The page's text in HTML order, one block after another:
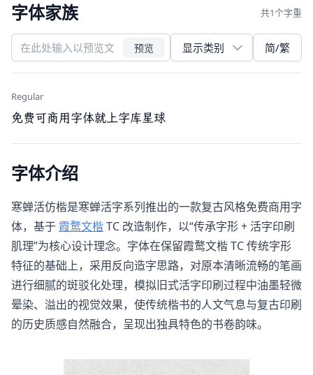
字体家族 共1个字重
预览 简/繁
Regular
免费可商用字体就上字库星球
字体介绍
寒蝉活仿楷是寒蝉活字系列推出的一款复古风格免费商用字
体，基于 霞鹜文楷TC 改造制作，以“传承字形 + 活字印刷
肌理”为核心设计理念。字体在保留霞鹜文楷 TC 传统字形
特征的基础上，采用反向造字思路，对原本清晰流畅的笔画
进行细腻的斑驳化处理，模拟旧式活字印刷过程中油墨轻微
晕染、溢出的视觉效果，使传统楷书的人文气息与复古印刷
的历史质感自然融合，呈现出独具特色的书卷韵味。